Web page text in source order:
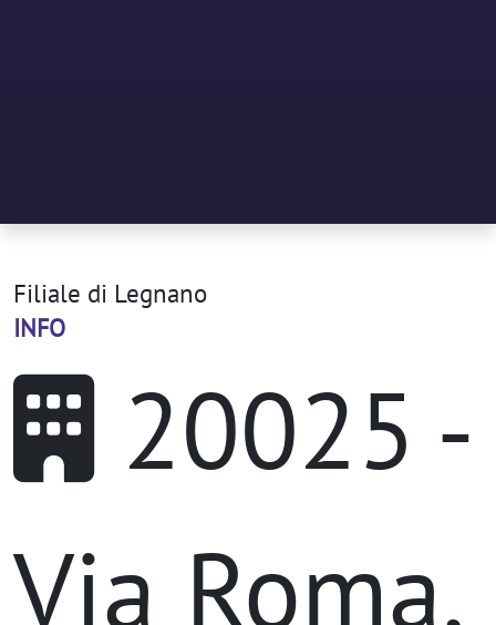
Filiale di Legnano
INFO
20025 -
Via Roma,